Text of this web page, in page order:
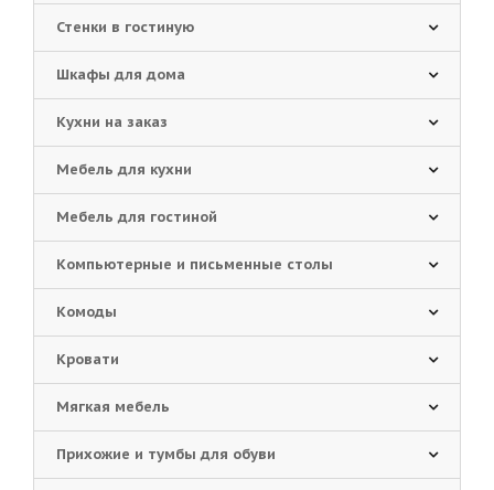
Стенки в гостиную
Шкафы для дома
Кухни на заказ
Мебель для кухни
Мебель для гостиной
Компьютерные и письменные столы
Комоды
Кровати
Мягкая мебель
Прихожие и тумбы для обуви